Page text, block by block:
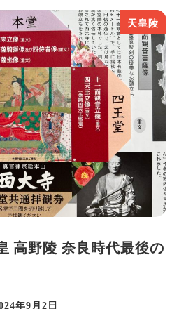
天皇陵
高野陵 奈良時代最後の
年9月2日